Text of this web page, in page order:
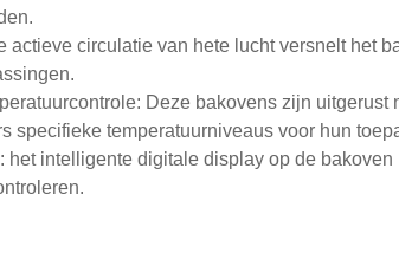
actieve circulatie van hete lucht versnelt het
Deze bakovens zijn
specifieke temperatuurniveaus voor hun
het intelligente digitale display op de